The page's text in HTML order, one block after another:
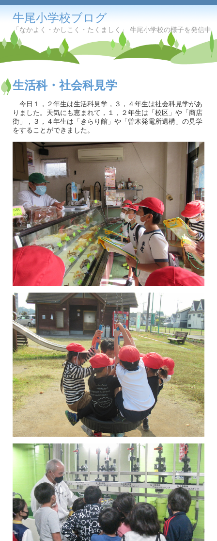
牛尾小学校ブログ
「なかよく・かしこく・たくましく」 牛尾小学校の様子を発信中
生活科・社会科見学
今日１，２年生は生活科見学，３，４年生は社会科見学があ
りました。天気にも恵まれて，１，２年生は「校区」や「商店
街」，３，４年生は「きらり館」や「曽木発電所遺構」の見学
をすることができました。